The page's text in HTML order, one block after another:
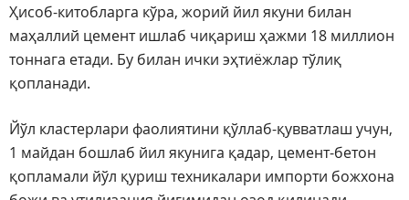
Ҳисоб-китобларга кўра, жорий йил якуни билан
маҳаллий цемент ишлаб чиқариш ҳажми 18 миллион
тоннага етади. Бу билан ички эҳтиёжлар тўлиқ
қопланади.
Йўл кластерлари фаолиятини қўллаб-қувватлаш учун,
1 майдан бошлаб йил якунига қадар, цемент-бетон
қопламали йўл қуриш техникалари импорти божхона